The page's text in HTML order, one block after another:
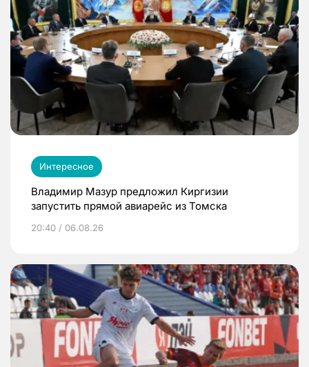
Интересное
Владимир Мазур предложил Киргизии
запустить прямой авиарейс из Томска
20:40 / 06.08.26